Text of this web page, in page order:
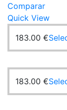
Comparar
Quick View
183.00 €
183.00 €